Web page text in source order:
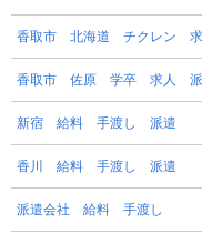
香取市 北海道 チクレン
香取市 佐原 学卒 求人 派
新宿 給料 手渡し 派遣
香川 給料 手渡し 派遣
派遣会社 給料 手渡し